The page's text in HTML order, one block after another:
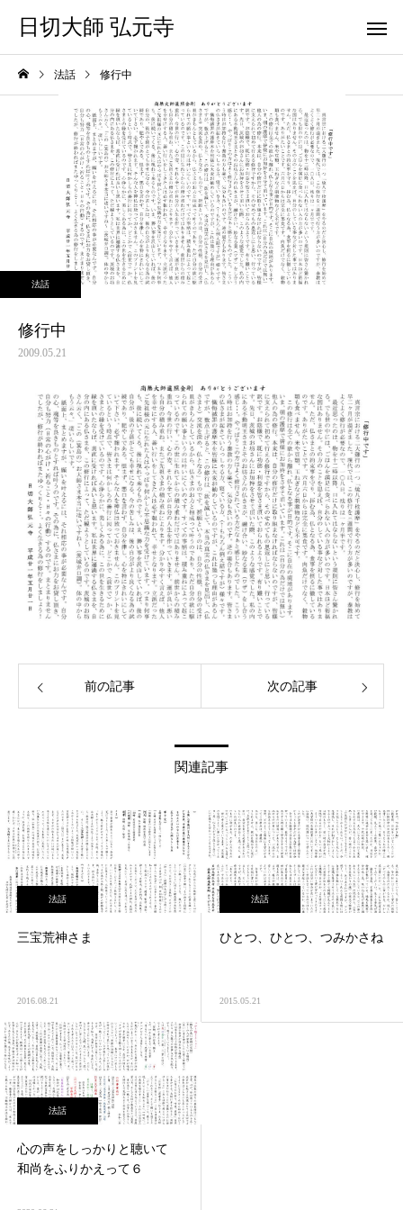
日切大師 弘元寺
法話 修行中
法話
修行中
2009.05.21
前の記事 次の記事
関連記事
法話
三宝荒神さま
2016.08.21
法話
ひとつ、ひとつ、つみかさね
2015.05.21
法話
心の声をしっかりと聴いて
和尚をふりかえって６